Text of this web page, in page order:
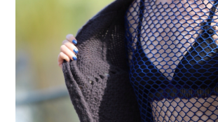
PETITS TUYAUX…